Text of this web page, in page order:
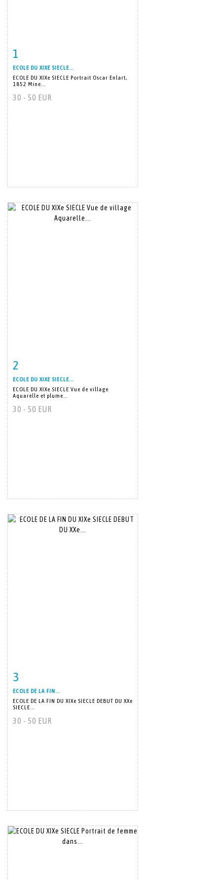
1
ECOLE DU XIXE SIECLE...
ECOLE DU XIXe SIECLE Portrait Oscar Enlart,
1852 Mine...
30 - 50 EUR
2
ECOLE DU XIXE SIECLE...
ECOLE DU XIXe SIECLE Vue de village
Aquarelle et plume...
30 - 50 EUR
3
ECOLE DE LA FIN...
ECOLE DE LA FIN DU XIXe SIECLE DEBUT DU XXe
SIECLE...
30 - 50 EUR